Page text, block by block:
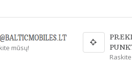
mūsų!